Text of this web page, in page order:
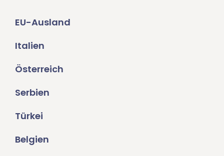
EU-Ausland
Italien
Österreich
Serbien
Türkei
Belgien